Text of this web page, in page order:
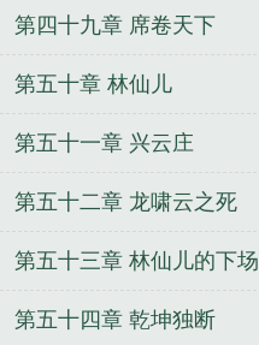
第四十九章 席卷天下
第五十章 林仙儿
第五十一章 兴云庄
第五十二章 龙啸云之死
第五十三章 林仙儿的下场
第五十四章 乾坤独断